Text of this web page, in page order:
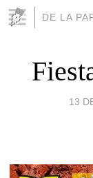
DE LA
13